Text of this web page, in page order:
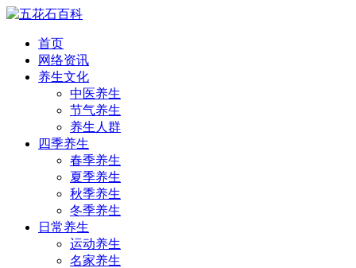
首页
网络资讯
养生文化
中医养生
节气养生
养生人群
四季养生
春季养生
夏季养生
秋季养生
冬季养生
日常养生
运动养生
名家养生